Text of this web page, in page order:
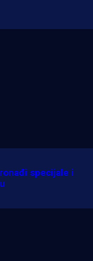
specijale i